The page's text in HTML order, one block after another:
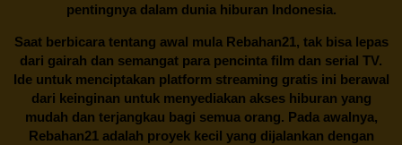
pentingnya dalam dunia hiburan Indonesia.
Saat berbicara tentang awal mula Rebahan21, tak bisa lepas
dari gairah dan semangat para pencinta film dan serial TV.
Ide untuk menciptakan platform streaming gratis ini berawal
dari keinginan untuk menyediakan akses hiburan yang
mudah dan terjangkau bagi semua orang. Pada awalnya,
Rebahan21 adalah proyek kecil yang dijalankan dengan